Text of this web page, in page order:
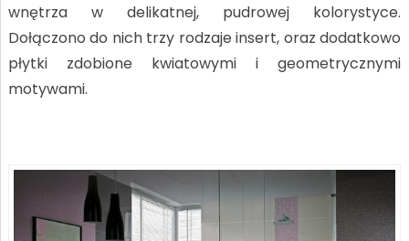
wnętrza w delikatnej, pudrowej kolorystyce.
Dołączono do nich trzy rodzaje insert, oraz dodatkowo
płytki zdobione kwiatowymi i geometrycznymi
motywami.